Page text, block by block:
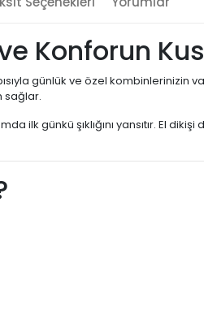
Konforun
günlük ve özel kombinlerinizin
sağlar.
ilk günkü şıklığını yansıtır. El